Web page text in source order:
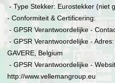
- Type Stekker: Eurostekker (niet
- Conformiteit & Certificering:
- GPSR Verantwoordelijke -
- GPSR Verantwoordelijke -
GAVERE, Belgium
- GPSR Verantwoordelijke -
http://www.vellemangroup.eu